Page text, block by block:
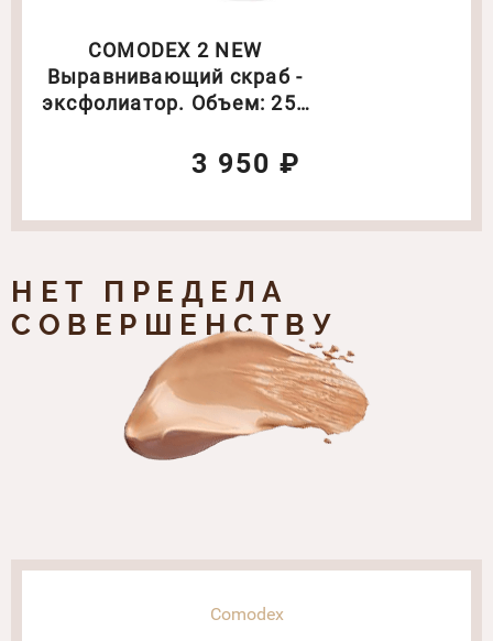
COMODEX 2 NEW
Выравнивающий скраб -
эксфолиатор. Объем: 250
3 950 ₽
НЕТ ПРЕДЕЛА
СОВЕРШЕНСТВУ
Comodex